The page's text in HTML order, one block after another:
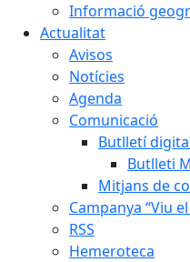
Informació
Actualitat
Avisos
Notícies
Agenda
Comunicació
Butlletí
Butlleti
Mitjans de
Campanya “Viu
RSS
Hemeroteca